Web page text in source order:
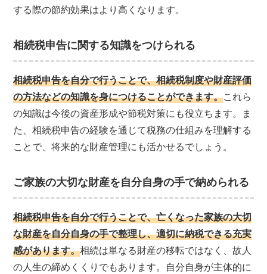
する際の節約効果はより高くなります。
相続税申告に関する知識をつけられる
相続税申告を自分で行うことで、相続税制度や財産評価
の方法などの知識を身につけることができます。これら
の知識は今後の資産形成や節税対策にも役立ちます。ま
た、相続税申告の経験を通じて税務の仕組みを理解する
ことで、将来的な財産管理にも活かせるでしょう。
ご家族の大切な財産を自分自身の手で納められる
相続税申告を自分で行うことで、亡くなった家族の大切
な財産を自分自身の手で整理し、適切に納税できる充実
感があります。相続は単なる財産の移転ではなく、故人
の人生の締めくくりでもあります。自分自身が主体的に